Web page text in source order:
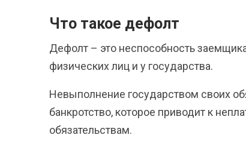
Что такое дефолт
Дефолт – это неспособность
физических лиц и у государства.
Невыполнение государством своих
банкротство, которое приводит к
обязательствам.